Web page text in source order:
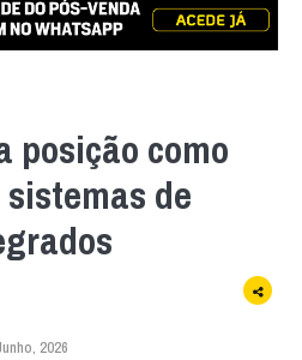
posição como
de
2026